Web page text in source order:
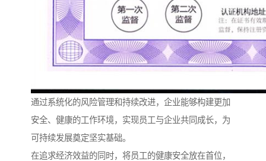
通过系统化的风险管理和持续改进，企业能够构建更加
安全、健康的工作环境，实现员工与企业共同成长，为
可持续发展奠定坚实基础。
在追求经济效益的同时，将员工的健康安全放在首位，